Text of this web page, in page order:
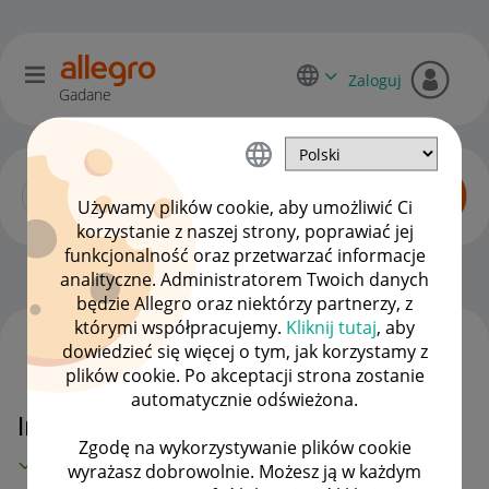
Używamy plików cookie, aby umożliwić Ci
korzystanie z naszej strony, poprawiać jej
funkcjonalność oraz przetwarzać informacje
analityczne. Administratorem Twoich danych
będzie Allegro oraz niektórzy partnerzy, z
którymi współpracujemy. Kliknij tutaj, aby
dowiedzieć się więcej o tym, jak korzystamy z
plików cookie. Po akceptacji strona zostanie
automatycznie odświeżona.
Zgodę na wykorzystywanie plików cookie
wyrażasz dobrowolnie. Możesz ją w każdym
Gadane
Zaloguj
Zaawansowani sprzedawcy OPCJE
Inpost problem z przesyłką
MAMY ROZWIĄZANIE!
WSZYSTKIE TEMATY